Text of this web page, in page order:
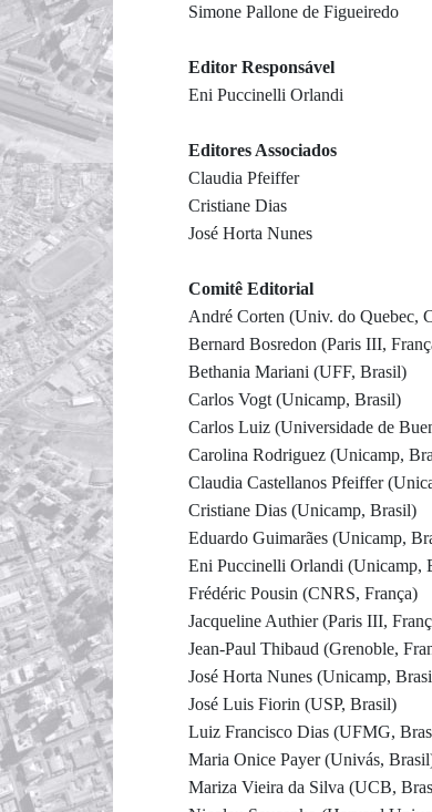
Simone Pallone de Figueiredo
Editor Responsável
Eni Puccinelli Orlandi
Editores Associados
Claudia Pfeiffer
Cristiane Dias
José Horta Nunes
Comitê Editorial
André Corten (Univ. do Quebec,
Bernard Bosredon (Paris III,
Bethania Mariani (UFF, Brasil)
Carlos Vogt (Unicamp, Brasil)
Carlos Luiz (Universidade de
Carolina Rodriguez (Unicamp,
Claudia Castellanos Pfeiffer
Cristiane Dias (Unicamp, Brasil)
Eduardo Guimarães (Unicamp,
Eni Puccinelli Orlandi (Unicamp,
Frédéric Pousin (CNRS, França)
Jacqueline Authier (Paris III,
Jean-Paul Thibaud (Grenoble,
José Horta Nunes (Unicamp,
José Luis Fiorin (USP, Brasil)
Luiz Francisco Dias (UFMG,
Maria Onice Payer (Univás,
Mariza Vieira da Silva (UCB,